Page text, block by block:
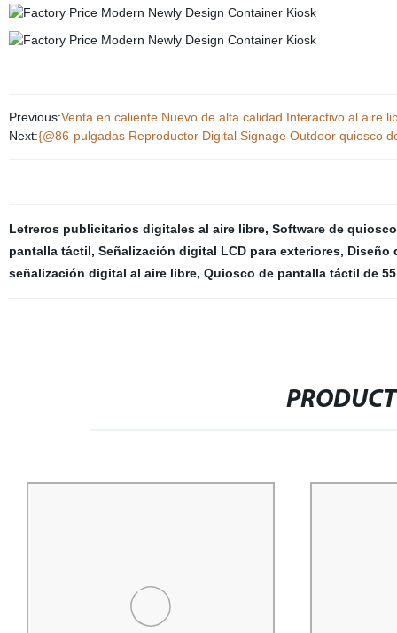
Previous:Venta en caliente Nuevo de alta calidad Interactivo al aire
Next:{@86-pulgadas Reproductor Digital Signage Outdoor quiosco
Letreros publicitarios digitales al aire libre, Software de
pantalla táctil, Señalización digital LCD para exteriores, Diseño
señalización digital al aire libre, Quiosco de pantalla táctil de